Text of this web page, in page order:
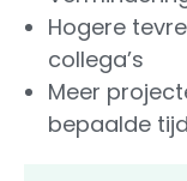
Hogere
collega’s
Meer
bepaalde tijd